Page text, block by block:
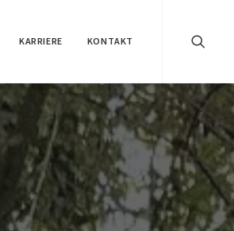
KARRIERE KONTAKT